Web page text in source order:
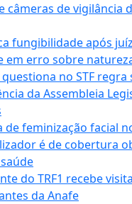
câmeras de vigilância
fungibilidade após
em erro sobre
no STF regra
da Assembleia
de feminização facial
é de cobertura
do TRF1 recebe
da Anafe